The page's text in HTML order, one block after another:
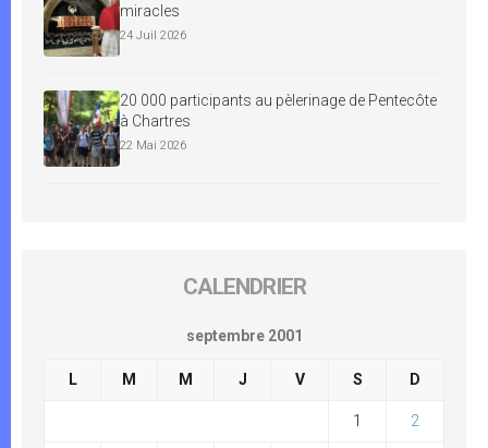
miracles
24 Juil 2026
20 000 participants au pèlerinage de Pentecôte
à Chartres
22 Mai 2026
CALENDRIER
septembre 2001
L M M J V S D
1 2